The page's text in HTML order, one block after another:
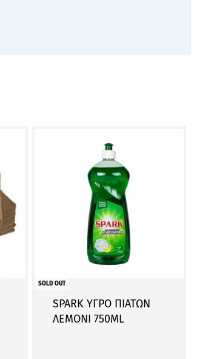
SOLD OUT
SPARK ΥΓΡΟ ΠΙΑΤΩΝ
ΛΕΜΟΝΙ 750ML